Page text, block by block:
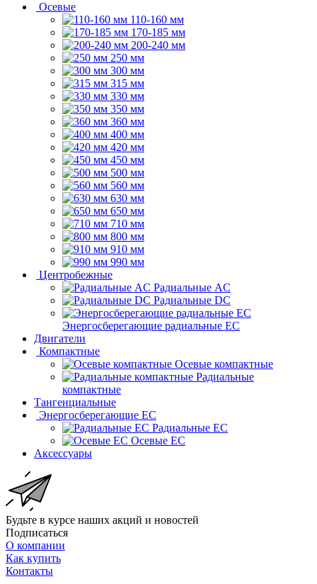
Осевые
110-160 мм
170-185 мм
200-240 мм
250 мм
300 мм
315 мм
330 мм
350 мм
360 мм
400 мм
420 мм
450 мм
500 мм
560 мм
630 мм
650 мм
710 мм
800 мм
910 мм
990 мм
Центробежные
Радиальные AC
Радиальные DC
Энергосберегающие радиальные EC
Двигатели
Компактные
Осевые компактные
Радиальные
компактные
Тангенциальные
Энергосберегающие EC
Радиальные EC
Осевые EC
Аксессуары
Будьте в курсе наших акций и новостей
Подписаться
О компании
Как купить
Контакты